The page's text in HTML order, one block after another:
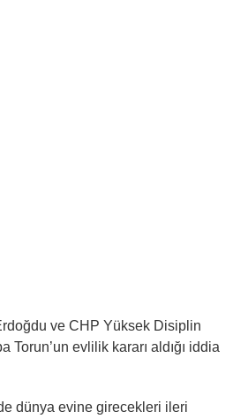
ve CHP Yüksek Disiplin
Torun’un evlilik kararı aldığı iddia
dünya evine girecekleri ileri